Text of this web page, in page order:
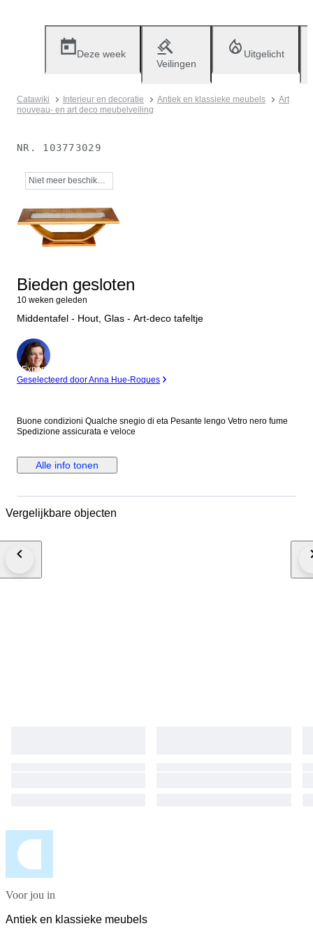
Deze week
Veilingen
Uitgelicht
Catawiki Interieur en decoratie Antiek en klassieke meubels
Art
nouveau- en art deco meubelveiling
NR. 103773029
Niet meer beschikbaar
Bieden gesloten
10 weken geleden
Middentafel - Hout, Glas - Art-deco tafeltje
Expert
Geselecteerd door Anna Hue-Roques
Buone condizioni Qualche snegio di eta Pesante lengo Vetro nero fume
Spedizione assicurata e veloce
Alle info tonen
Vergelijkbare objecten
Voor jou in
Antiek en klassieke meubels